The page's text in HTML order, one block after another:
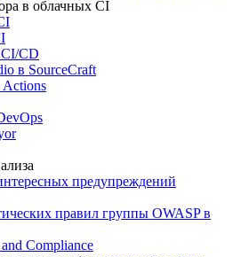
в облачных CI
CD
в SourceCraft
Actions
предупреждений
правил группы OWASP в
Compliance